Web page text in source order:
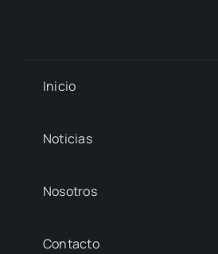
Inicio
Noticias
Nosotros
Contacto